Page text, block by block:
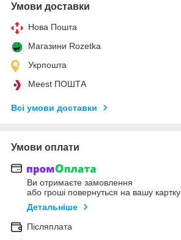
Умови доставки
Нова Пошта
Магазини Rozetka
Укрпошта
Meest ПОШТА
Всі умови доставки
Умови оплати
Ви отримаєте замовлення
або гроші повернуться на вашу картку
Детальніше
Післяплата